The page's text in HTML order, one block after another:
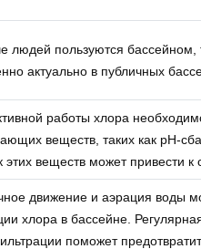
людей пользуются бассейном,
актуально в публичных
работы хлора
веществ, таких как pH-
этих веществ может привести
движение и аэрация воды
хлора в бассейне.
поможет